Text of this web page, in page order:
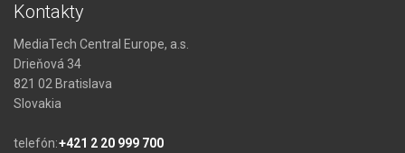
Kontakty
MediaTech Central Europe, a.s.
Drieňová 34
821 02 Bratislava
Slovakia
telefón:+421 2 20 999 700